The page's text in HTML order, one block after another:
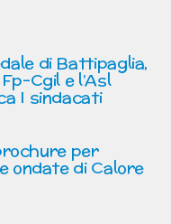
di Battipaglia,
Cgil e l’Asl
I sindacati
per
ondate di Calore